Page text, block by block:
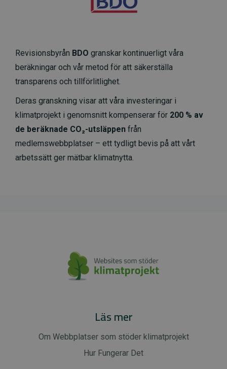
Revisionsbyrån BDO granskar kontinuerligt våra
beräkningar och vår metod för att säkerställa
transparens och tillförlitlighet.
Deras granskning visar att våra investeringar i
klimatprojekt i genomsnitt kompenserar för 200 % av
de beräknade CO₂-utsläppen från
medlemswebbplatser – ett tydligt bevis på att vårt
arbetssätt ger mätbar klimatnytta.
Läs mer
Om Webbplatser som stöder klimatprojekt
Hur Fungerar Det